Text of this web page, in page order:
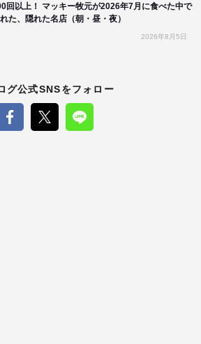
回以上！ マッキー牧元が2026年7月に食べた中で
た、隠れた名店（朝・昼・夜）
2026年8月5日
グ公式SNSをフォロー